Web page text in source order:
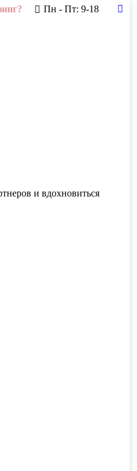
Пн - Пт: 9-18
и вдохновиться